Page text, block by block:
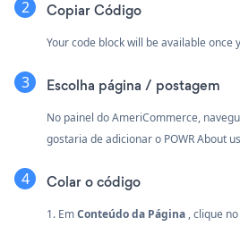
Copiar Código
Your code block will be available once
Escolha página / postagem
No painel do AmeriCommerce,
gostaria de adicionar o POWR About
Colar o código
1. EmConteúdo da Página, clique